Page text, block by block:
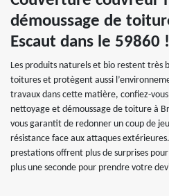
démoussage de
Escaut dans le 59860 !
Les produits naturels et bio restent très
toitures et protègent aussi
travaux dans cette matière, confiez-
nettoyage et démoussage de toiture à
vous garantit de redonner un coup de
résistance face aux attaques
prestations offrent plus de surprises
plus une seconde pour prendre votre